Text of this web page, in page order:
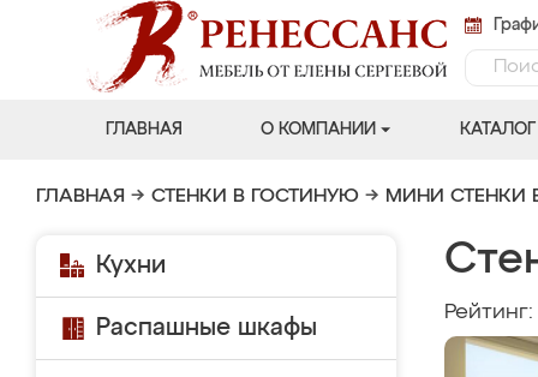
ГЛАВНАЯ О КОМПАНИИ КАТАЛОГ
ГЛАВНАЯ → СТЕНКИ В ГОСТИНУЮ → МИНИ СТЕНКИ
Кухни
Распашные шкафы
Рейтинг: